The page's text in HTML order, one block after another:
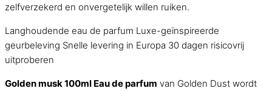
zelfverzekerd en onvergetelijk willen ruiken.
Langhoudende eau de parfum Luxe-geïnspireerde
geurbeleving Snelle levering in Europa 30 dagen risicovrij
uitproberen
Golden musk 100ml Eau de parfum van Golden Dust wordt